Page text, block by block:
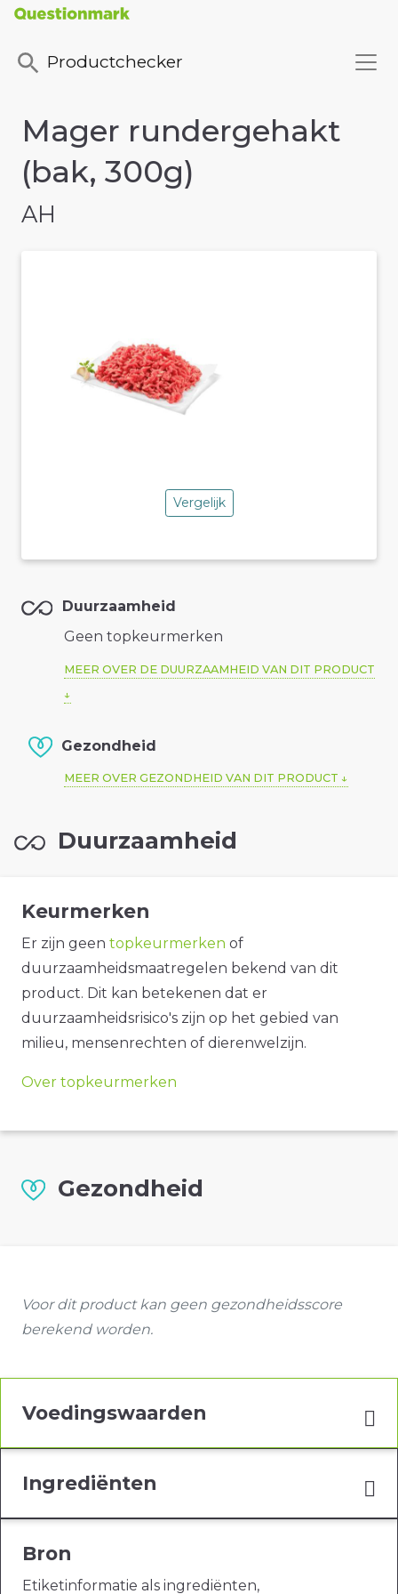
Productchecker
Mager rundergehakt
(bak, 300g)
AH
Vergelijk
Duurzaamheid
Geen topkeurmerken
MEER OVER DE DUURZAAMHEID VAN DIT PRODUCT
Gezondheid
MEER OVER GEZONDHEID VAN DIT PRODUCT
Duurzaamheid
Keurmerken
Er zijn geen topkeurmerken of
duurzaamheidsmaatregelen bekend van dit
product. Dit kan betekenen dat er
duurzaamheidsrisico's zijn op het gebied van
milieu, mensenrechten of dierenwelzijn.
Over topkeurmerken
Gezondheid
Voor dit product kan geen gezondheidsscore
berekend worden.
Voedingswaarden
Ingrediënten
Bron
Etiketinformatie als ingrediënten,